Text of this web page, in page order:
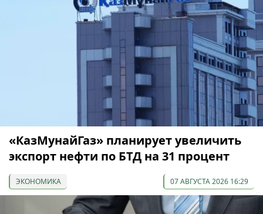
«КазМунайГаз» планирует увеличить
экспорт нефти по БТД на 31 процент
ЭКОНОМИКА 07 АВГУСТА 2026 16:29